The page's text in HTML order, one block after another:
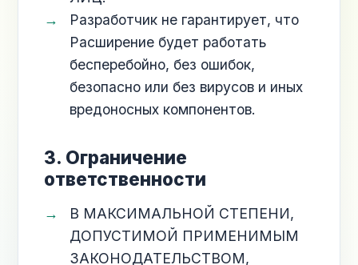
Разработчик не гарантирует, что
Расширение будет работать
бесперебойно, без ошибок,
безопасно или без вирусов и иных
вредоносных компонентов.
3. Ограничение
ответственности
В МАКСИМАЛЬНОЙ СТЕПЕНИ,
ДОПУСТИМОЙ ПРИМЕНИМЫМ
ЗАКОНОДАТЕЛЬСТВОМ,